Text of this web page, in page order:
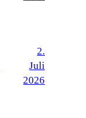
2.
Juli
2026